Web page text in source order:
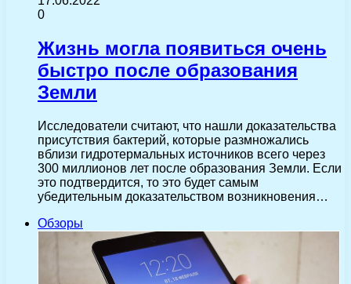
0
Жизнь могла появиться очень
быстро после образования
Земли
Исследователи считают, что нашли доказательства
присутствия бактерий, которые размножались
вблизи гидротермальных источников всего через
300 миллионов лет после образования Земли. Если
это подтвердится, то это будет самым
убедительным доказательством возникновения…
Обзоры